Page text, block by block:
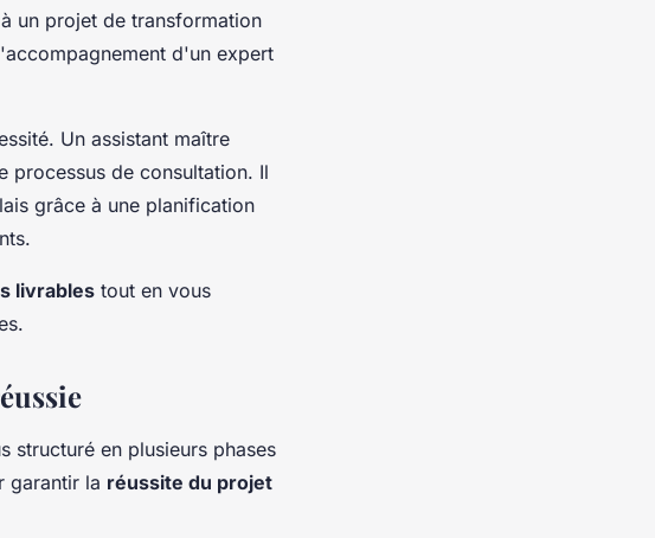
un projet de transformation
d'un expert
Un assistant maître
processus de consultation. Il
grâce à une planification
livrables tout en vous
structuré en plusieurs phases
garantir la réussite du projet